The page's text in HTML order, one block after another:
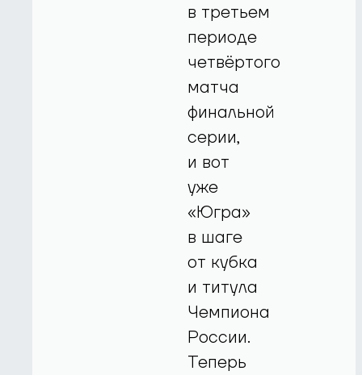
в третьем
периоде
четвёртого
матча
финальной
серии,
и вот
уже
«Югра»
в шаге
от кубка
и титула
Чемпиона
России.
Теперь